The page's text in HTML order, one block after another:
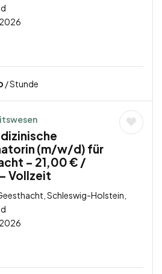
/ Stunde
(m/w/d) für
– 21,00 € /
Vollzeit
Schleswig-Holstein,